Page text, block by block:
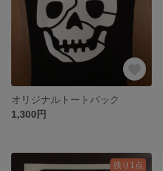
オリジナルトートバック
1,300円
残り1点